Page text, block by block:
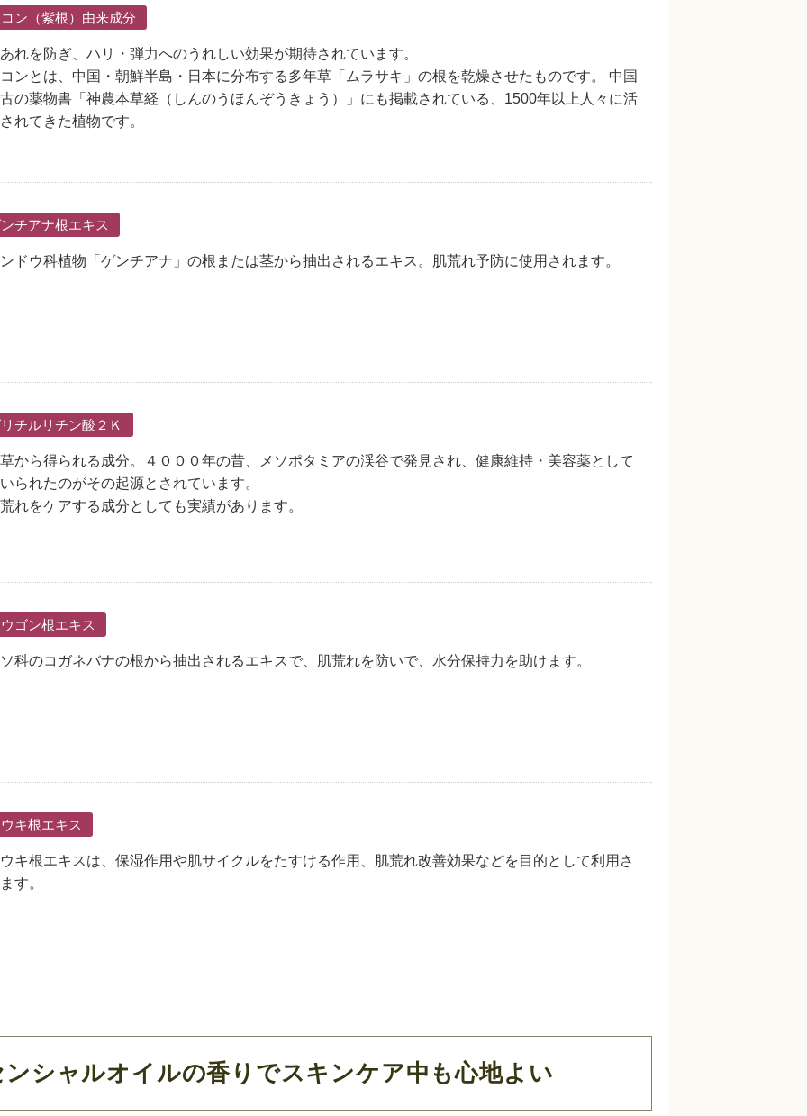
ン（紫根）由来成分
れを防ぎ、ハリ・弾力へのうれしい効果が期待されています。
ンとは、中国・朝鮮半島・日本に分布する多年草「ムラサキ」の根を乾燥させたものです。 中国
の薬物書「神農本草経（しんのうほんぞうきょう）」にも掲載されている、1500年以上人々に活
れてきた植物です。
チアナ根エキス
ドウ科植物「ゲンチアナ」の根または茎から抽出されるエキス。肌荒れ予防に使用されます。
チルリチン酸２Ｋ
から得られる成分。４０００年の昔、メソポタミアの渓谷で発見され、健康維持・美容薬として
られたのがその起源とされています。
れをケアする成分としても実績があります。
ゴン根エキス
科のコガネバナの根から抽出されるエキスで、肌荒れを防いで、水分保持力を助けます。
キ根エキス
キ根エキスは、保湿作用や肌サイクルをたすける作用、肌荒れ改善効果などを目的として利用さ
す。
シャルオイルの香りでスキンケア中も心地よい